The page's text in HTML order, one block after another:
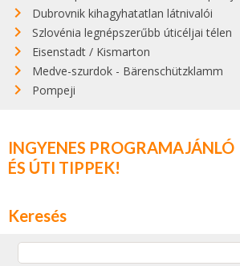
Dubrovnik kihagyhatatlan látnivalói
Szlovénia legnépszerűbb úticéljai télen
Eisenstadt / Kismarton
Medve-szurdok - Bärenschützklamm
Pompeji
INGYENES PROGRAMAJÁNLÓ
ÉS ÚTI TIPPEK!
Keresés